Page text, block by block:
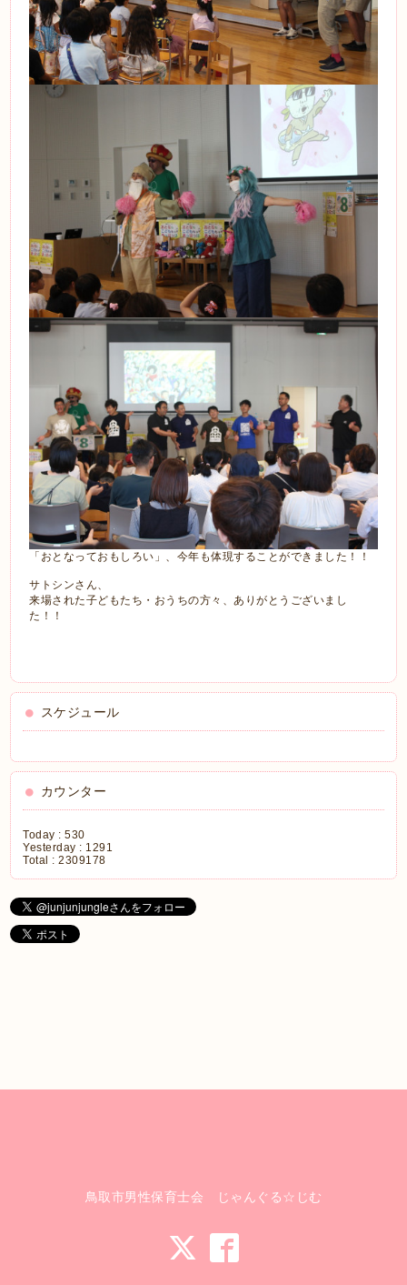
「おとなっておもしろい」、今年も体現することができました！！
サトシンさん、
来場された子どもたち・おうちの方々、ありがとうございまし
た！！
スケジュール
カウンター
Today :530
Yesterday : 1291
Total :2309178
鳥取市男性保育士会 じゃんぐる☆じむ